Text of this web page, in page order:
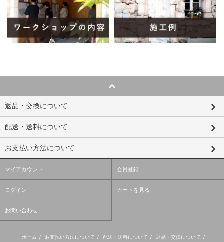
返品・交換について
配送・送料について
お支払い方法について
マイアカウント 会員登録
ログイン カートを見る
お問い合わせ
ホーム / お支払い方法について / 配送・送料について / 返品・交換について /